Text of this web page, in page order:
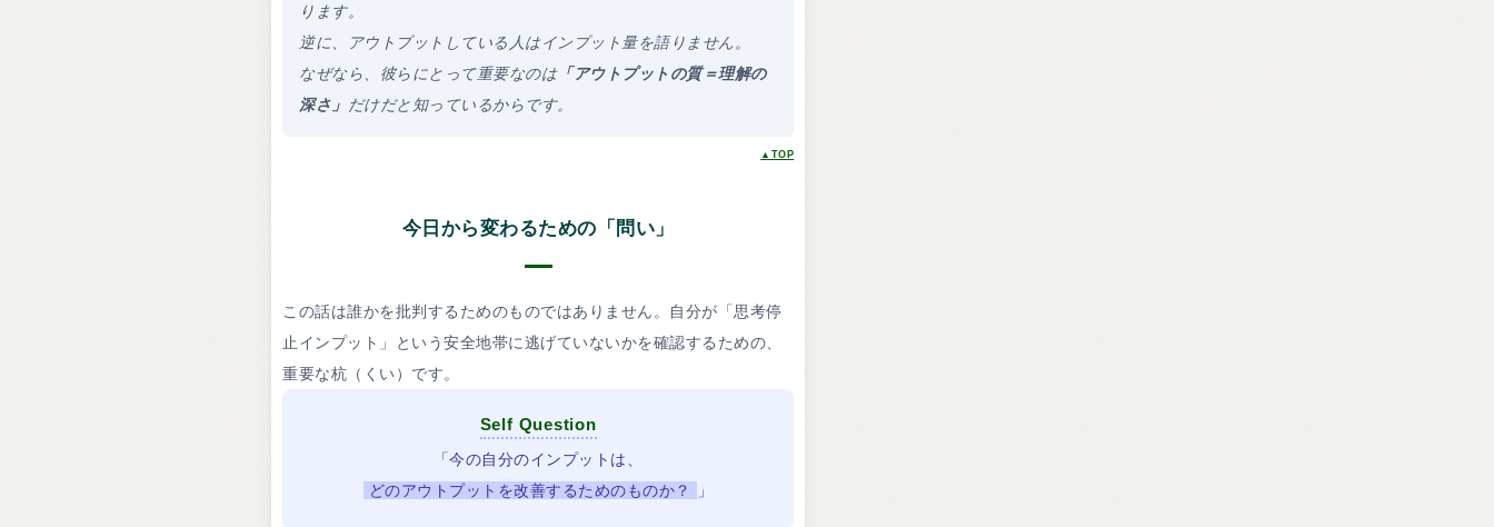
ります。
逆に、アウトプットしている人はインプット量を語りません。
なぜなら、彼らにとって重要なのは「アウトプットの質＝理解の
深さ」 だけだと知っているからです。
▲TOP
今日から変わるための「問い」
この話は誰かを批判するためのものではありません。自分が「思考停
止インプット」という安全地帯に逃げていないかを確認するための、
重要な杭（くい）です。
Self Question
「今の自分のインプットは、
どのアウトプットを改善するためのものか？
」